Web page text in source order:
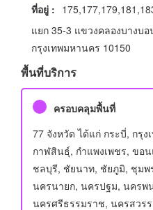
ที่อยู่ :
แยก 35-3 แขวงคลองบางบ
กรุงเทพมหานคร 10150
พื้นที่บริการ
ครอบคลุมพื้นที่
77 จังหวัด ได้แก่ กระบี่, กรุ
กาฬสินธุ์, กำแพงเพชร, ขอ
ชลบุรี, ชัยนาท, ชัยภูมิ, ชุมพ
นครนายก, นครปฐม, นครพ
นครศรีธรรมราช, นครสวร